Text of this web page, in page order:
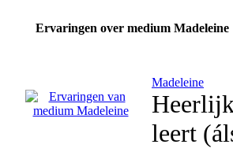
Ervaringen over medium Madeleine
Madeleine
leert